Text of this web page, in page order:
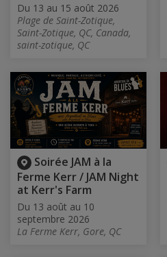
Du 13 au 15 août 2026
Plage de Saint-Zotique,
Saint-Zotique, QC, Canada,
saint-zotique, QC
Soirée JAM à la
Ferme Kerr / JAM Night
at Kerr's Farm
Du 13 août au 10
septembre 2026
La Ferme Kerr, Gore, QC